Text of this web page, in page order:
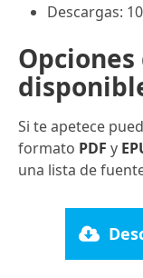
Descargas:
Si te apetece
formato PDF y
una lista de